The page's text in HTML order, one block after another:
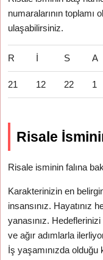
numaralarının toplamı
ulaşabilirsiniz.
R İ S A
21 12 22 1
Risale
Risale isminin falına
Karakterinizin en
insansınız. Hayatınız
yanasınız. Hedeflerinizi
ve ağır adımlarla
İş yaşamınızda